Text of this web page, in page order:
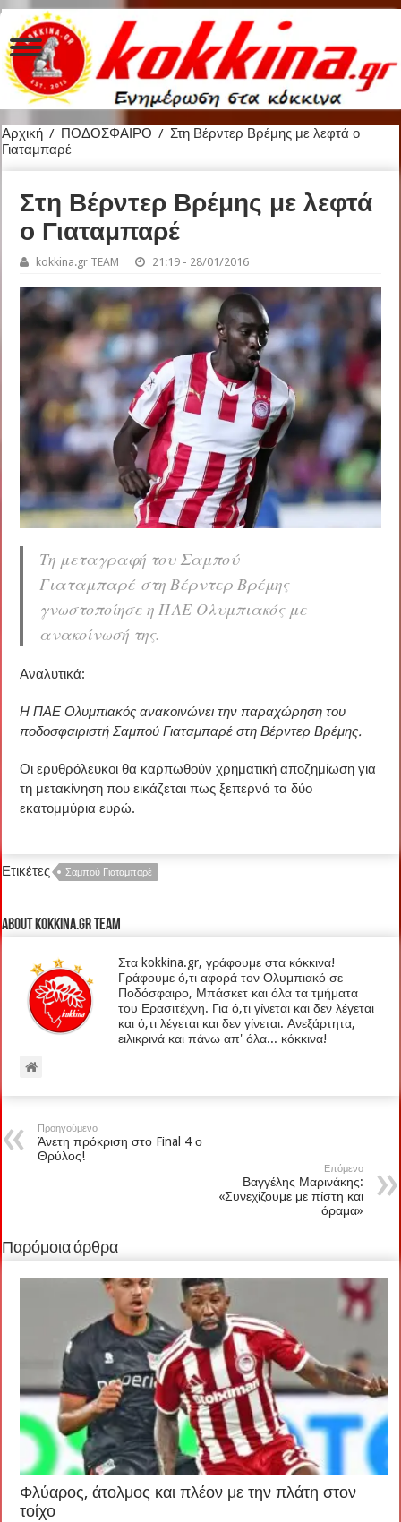
Αρχική / ΠΟΔΟΣΦΑΙΡΟ / Στη Βέρντερ Βρέμης με λεφτά ο
Γιαταμπαρέ
Στη Βέρντερ Βρέμης με λεφτά
ο Γιαταμπαρέ
kokkina.gr TEAM 21:19 - 28/01/2016
Τη μεταγραφή του Σαμπού
Γιαταμπαρέ στη Βέρντερ Βρέμης
γνωστοποίησε η ΠΑΕ Ολυμπιακός με
ανακοίνωσή της.
Αναλυτικά:
Η ΠΑΕ Ολυμπιακός ανακοινώνει την παραχώρηση του
ποδοσφαιριστή Σαμπού Γιαταμπαρέ στη Βέρντερ Βρέμης.
Οι ερυθρόλευκοι θα καρπωθούν χρηματική αποζημίωση για
τη μετακίνηση που εικάζεται πως ξεπερνά τα δύο
εκατομμύρια ευρώ.
Ετικέτες Σαμπού Γιαταμπαρέ
About kokkina.gr TEAM
Στα kokkina.gr, γράφουμε στα κόκκινα!
Γράφουμε ό,τι αφορά τον Ολυμπιακό σε
Ποδόσφαιρο, Μπάσκετ και όλα τα τμήματα
του Ερασιτέχνη. Για ό,τι γίνεται και δεν λέγεται
και ό,τι λέγεται και δεν γίνεται. Ανεξάρτητα,
ειλικρινά και πάνω απ' όλα... κόκκινα!
Προηγούμενο
Άνετη πρόκριση στο Final 4 ο
Θρύλος!
Επόμενο
Βαγγέλης Μαρινάκης:
«Συνεχίζουμε με πίστη και
όραμα»
Παρόμοια άρθρα
Φλύαρος, άτολμος και πλέον με την πλάτη στον
τοίχο